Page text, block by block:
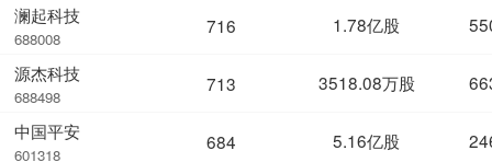
澜起科技
688008
源杰科技
688498
中国平安
601318
716 1.78亿股
713 3518.08万股
684 5.16亿股